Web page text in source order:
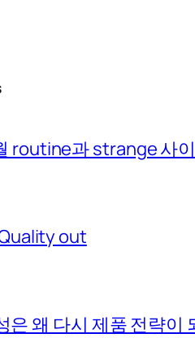
routine과 strange 사
out
은 왜 다시 제품 전략이